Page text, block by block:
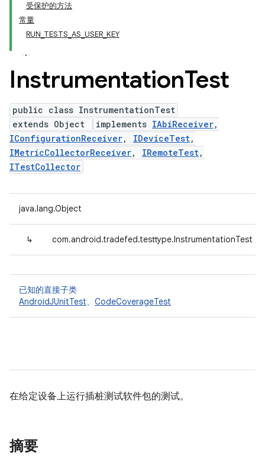
受保护的方法
常量
RUN_TESTS_AS_USER_KEY
InstrumentationTest
public class InstrumentationTest
extends Object
implements IAbiReceiver,
IConfigurationReceiver, IDeviceTest,
IMetricCollectorReceiver, IRemoteTest,
ITestCollector
java.lang.Object
↳ com.android.tradefed.testtype.InstrumentationTest
已知的直接子类
AndroidJUnitTest、 CodeCoverageTest
在给定设备上运行插桩测试软件包的测试。
摘要